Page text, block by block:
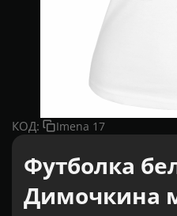
КОД: Imena 17
Футболка
Димочкина